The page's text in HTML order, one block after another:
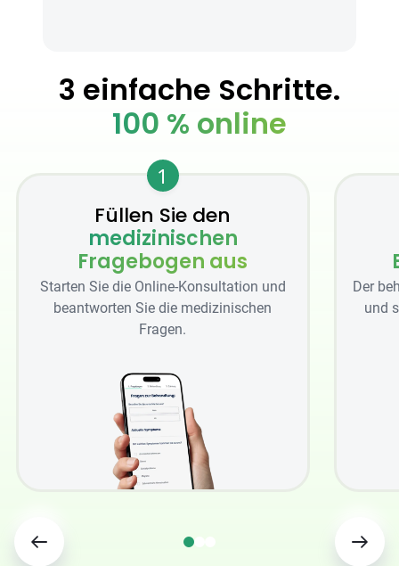
3 einfache Schritte.
100 % online
1
Füllen Sie den
medizinischen
Fragebogen aus
Starten Sie die Online-Konsultation und
beantworten Sie die medizinischen
Fragen.
Der
und